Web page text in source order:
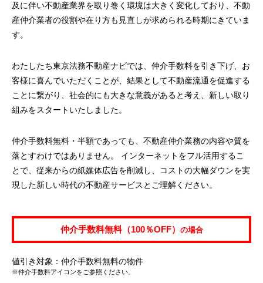
及に伴い不動産業界を取り巻く環境は大きく変化しており、不動
産仲介業者の役割や在り方も見直しが求められる時期にきていま
す。
わたしたち東京法務不動産ナビでは、仲介手数料を引き下げ、お
客様に喜んでいただくことが、結果として不動産流通を促進する
ことに繋がり、社会的にも大きな意義があると考え、新しい取り
組みをスタートいたしました。
仲介手数料無料・半額であっても、不動産仲介業務の内容や質を
落とすわけではありません。 インターネットをフル活用するこ
とで、従来からの紙媒体広告を削減し、コストの大幅ダウンを実
現した新しい時代の不動産サービスとご理解ください。
仲介手数料無料（100％OFF） の場合
値引き対象：仲介手数料無料の物件
※仲介手数料アイコンをご参照ください。